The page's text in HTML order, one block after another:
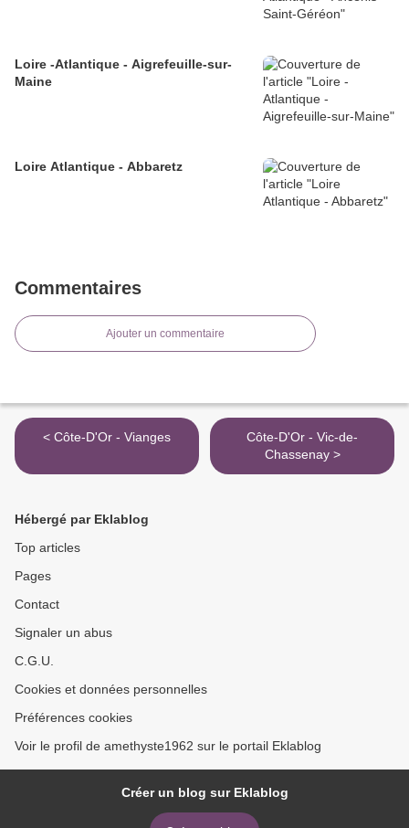
Loire -Atlantique - Aigrefeuille-sur-
Maine
Loire Atlantique - Abbaretz
Commentaires
Ajouter un commentaire
< Côte-D'Or - Vianges
Côte-D'Or - Vic-de-
Chassenay >
Hébergé par Eklablog
Top articles
Pages
Contact
Signaler un abus
C.G.U.
Cookies et données personnelles
Préférences cookies
Voir le profil de amethyste1962 sur le portail Eklablog
Créer un blog sur Eklablog